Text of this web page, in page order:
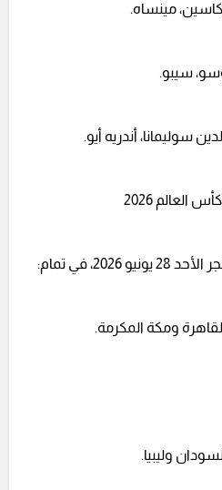
مينساه.
سيبو.
سوليمانا، أندريه أيو.
العالم 2026
في تمام: